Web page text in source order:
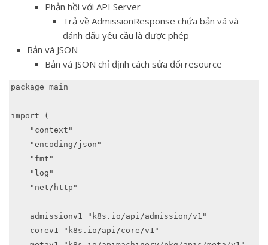
Phản hồi với API Server
Trả về AdmissionResponse chứa bản vá và
đánh dấu yêu cầu là được phép
Bản vá JSON
Bản vá JSON chỉ định cách sửa đổi resource
package main
import (